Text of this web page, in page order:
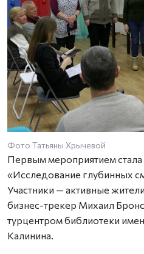
Фото Татьяны Хрычевой
Первым мероприятием стала
«Исследование глубинных
Участники — активные
бизнес-трекер Михаил
турцентром библиотеки
Калинина.